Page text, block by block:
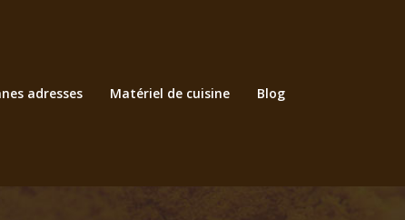
adresses Matériel de cuisine Blog